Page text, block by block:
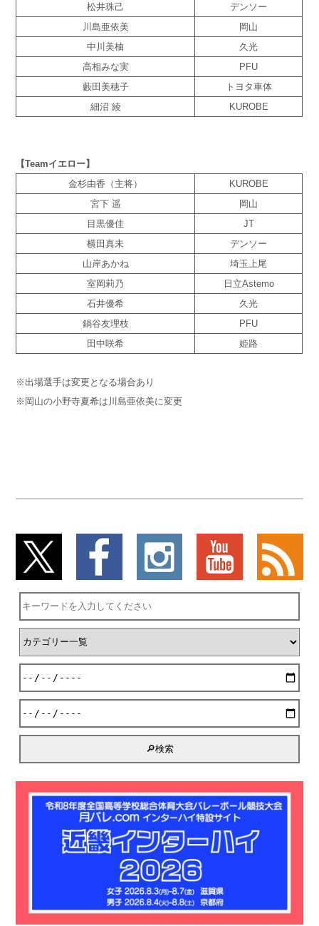
松井珠己
デンソー
川島亜依美
岡山
中川美柚
久光
高相みな実
PFU
藪田美穂子
トヨタ車体
細沼 綾
KUROBE
【Teamイエロー】
金杉由香（主将）
KUROBE
宮下 遥
岡山
目黒優佳
JT
横田真未
デンソー
山岸あかね
埼玉上尾
室岡莉乃
日立Astemo
石井優希
久光
鍋谷友理枝
PFU
田中咲希
姫路
※出場選手は変更となる場合あり
※岡山の小野寺夏希は川島亜依美に変更